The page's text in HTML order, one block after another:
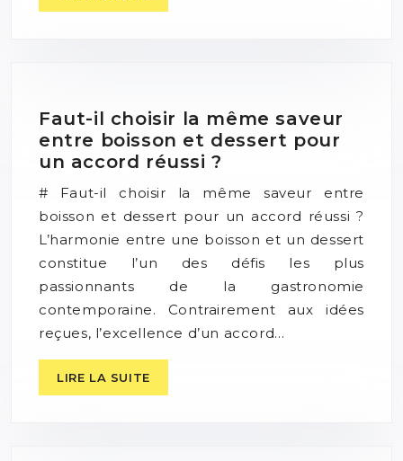
Faut-il choisir la même saveur
entre boisson et dessert pour
un accord réussi ?
# Faut-il choisir la même saveur entre
boisson et dessert pour un accord réussi ?
L’harmonie entre une boisson et un dessert
constitue l’un des défis les plus
passionnants de la gastronomie
contemporaine. Contrairement aux idées
reçues, l’excellence d’un accord…
LIRE LA SUITE